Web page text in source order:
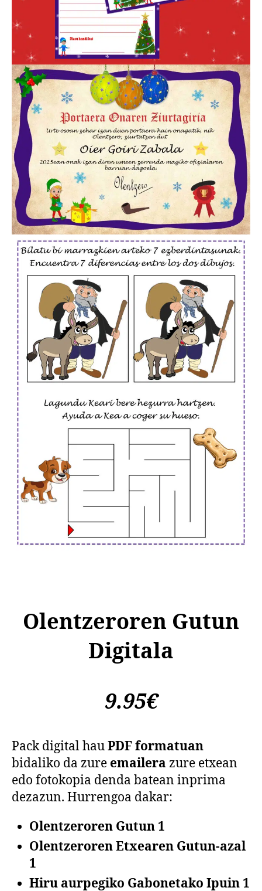
Olentzeroren Gutun
Digitala
9.95€
Pack digital hauPDF formatuan
bidaliko da zure emailera zure etxean
edo fotokopia denda batean inprima
dezazun. Hurrengoa dakar:
Olentzeroren Gutun 1
Olentzeroren Etxearen Gutun-azal
1
Hiru aurpegiko Gabonetako Ipuin 1